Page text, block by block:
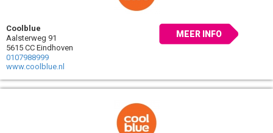
Coolblue
Aalsterweg 91
5615 CC Eindhoven
0107988999
www.coolblue.nl
MEER INFO